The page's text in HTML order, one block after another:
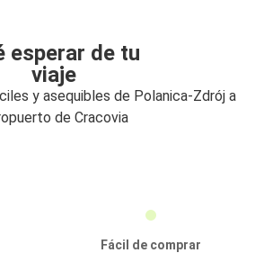
esperar de tu
viaje
y asequibles de Polanica-Zdrój a
de Cracovia
Fácil de comprar